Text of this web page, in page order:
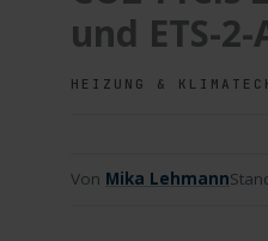
und ETS-
HEIZUNG &
Von Mika Lehmann